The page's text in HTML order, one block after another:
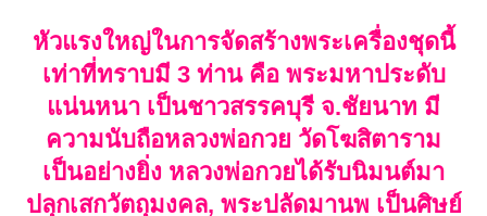
พระเนื้อดินเป็นพระที่หลวงพ่อตั้งใจสร้าง
เสกอย่างสุดภูมิ
@พุทธคุณของพระรอด@
เป็นสุดยอดแห่งมหาอุต กันภัย
แคล้วคลาด คงกระพันชาตรี กันภูต กัน
หัวแรงใหญ่ในการจัดสร้างพระเครื่องชุดนี้
เท่าที่ทราบมี 3 ท่าน คือ พระมหาประดับ
แน่นหนา เป็นชาวสรรคบุรี จ.ชัยนาท มี
ความนับถือหลวงพ่อกวย วัดโฆสิตาราม
เป็นอย่างยิ่ง หลวงพ่อกวยได้รับนิมนต์มา
ปลุกเสกวัตถุมงคล, พระปลัดมานพ เป็นศิษย์